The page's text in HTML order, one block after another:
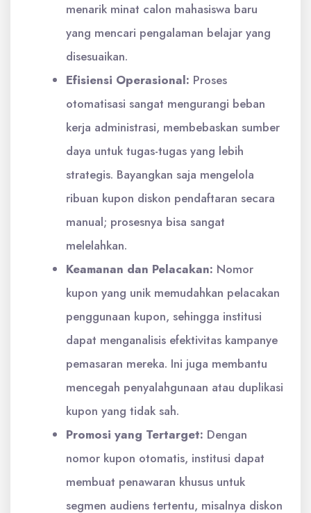
menarik minat calon mahasiswa baru
yang mencari pengalaman belajar yang
disesuaikan.
Efisiensi Operasional: Proses
otomatisasi sangat mengurangi beban
kerja administrasi, membebaskan sumber
daya untuk tugas-tugas yang lebih
strategis. Bayangkan saja mengelola
ribuan kupon diskon pendaftaran secara
manual; prosesnya bisa sangat
melelahkan.
Keamanan dan Pelacakan: Nomor
kupon yang unik memudahkan pelacakan
penggunaan kupon, sehingga institusi
dapat menganalisis efektivitas kampanye
pemasaran mereka. Ini juga membantu
mencegah penyalahgunaan atau duplikasi
kupon yang tidak sah.
Promosi yang Tertarget: Dengan
nomor kupon otomatis, institusi dapat
membuat penawaran khusus untuk
segmen audiens tertentu, misalnya diskon